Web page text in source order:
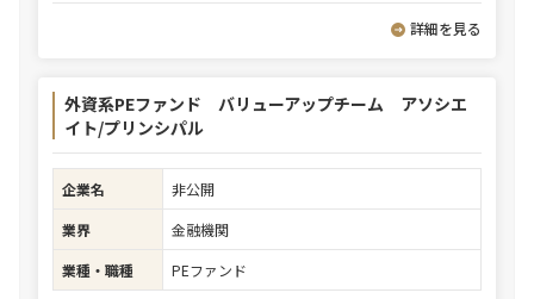
詳細を見る
外資系PEファンド バリューアップチーム アソシエ
イト/プリンシパル
企業名
非公開
業界
金融機関
業種・職種
PEファンド